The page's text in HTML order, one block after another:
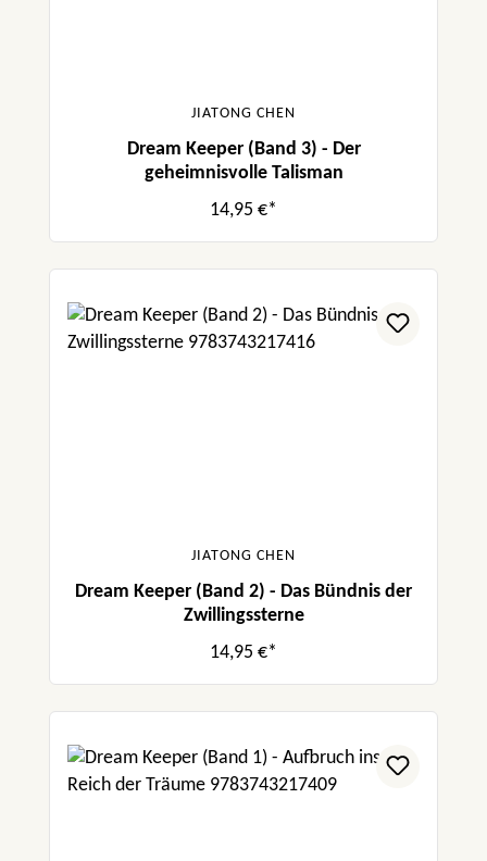
JIATONG CHEN
Dream Keeper (Band 3) - Der
geheimnisvolle Talisman
14,95 €*
JIATONG CHEN
Dream Keeper (Band 2) - Das Bündnis der
Zwillingssterne
14,95 €*